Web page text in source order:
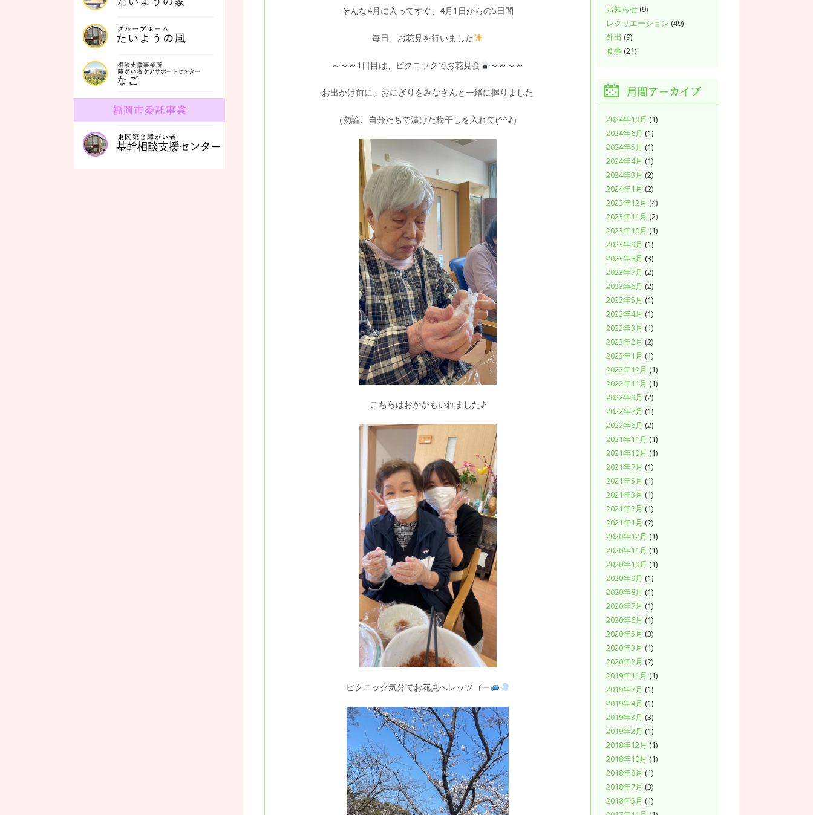
そんな4月に入ってすぐ、4月1日からの5日間
毎日、お花見を行いました
～～～1日目は、ピクニックでお花見会 ～～～～
お出かけ前に、おにぎりをみなさんと一緒に握りました
（勿論、自分たちで漬けた梅干しを入れて(^^♪）
こちらはおかかもいれました♪
ピクニック気分でお花見へレッツゴー
お知らせ(9)
レクリエーション (49)
外出 (9)
食事(21)
2024年10月 (1)
2024年6月 (1)
2024年5月 (1)
2024年4月 (1)
2024年3月 (2)
2024年1月 (2)
2023年12月 (4)
2023年11月 (2)
2023年10月 (1)
2023年9月 (1)
2023年8月 (3)
2023年7月 (2)
2023年6月 (2)
2023年5月 (1)
2023年4月 (1)
2023年3月 (1)
2023年2月 (2)
2023年1月 (1)
2022年12月 (1)
2022年11月 (1)
2022年9月 (2)
2022年7月 (1)
2022年6月 (2)
2021年11月 (1)
2021年10月 (1)
2021年7月 (1)
2021年5月 (1)
2021年3月 (1)
2021年2月 (1)
2021年1月 (2)
2020年12月 (1)
2020年11月 (1)
2020年10月 (1)
2020年9月 (1)
2020年8月 (1)
2020年7月 (1)
2020年6月 (1)
2020年5月 (3)
2020年3月 (1)
2020年2月 (2)
2019年11月 (1)
2019年7月 (1)
2019年4月 (1)
2019年3月 (3)
2019年2月 (1)
2018年12月 (1)
2018年10月 (1)
2018年8月 (1)
2018年7月 (3)
2018年5月 (1)